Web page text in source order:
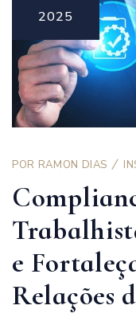
2025
POR RAMON DIAS
e
Relações